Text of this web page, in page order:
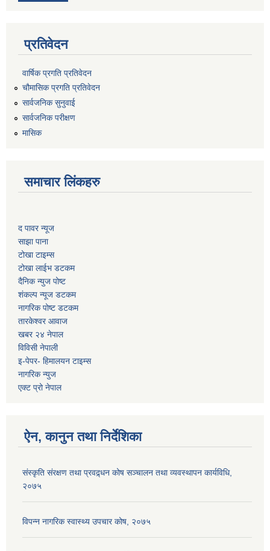
प्रतिवेदन
वार्षिक प्रगति प्रतिवेदन
चौमासिक प्रगति प्रतिवेदन
सार्वजनिक सुनुवाई
सार्वजनिक परीक्षण
मासिक
समाचार लिंकहरु
द पावर न्यूज
साझा पाना
टोखा टाइम्स
टोखा लाईभ डटकम
दैनिक न्युज पोष्ट
शंकल्प न्यूज डटकम
नागरिक पोष्ट डटकम
तारकेश्वर आवाज
खबर २४ नेपाल
विविसी नेपाली
इ-पेपर- हिमालयन टाइम्स
नागरिक न्युज
एक्ट प्रो नेपाल
ऐन, कानुन तथा निर्देशिका
संस्कृति संरक्षण तथा प्रवद्र्धन कोष सञ्चालन तथा व्यवस्थापन कार्यविधि,
२०७५
विपन्न नागरिक स्वास्थ्य उपचार कोष, २०७५